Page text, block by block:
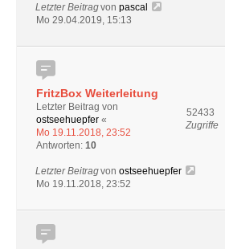
Letzter Beitragvon pascal
Mo 29.04.2019, 15:13
FritzBox Weiterleitung
Letzter Beitrag von
ostseehuepfer «
Mo 19.11.2018, 23:52
Antworten: 10
52433
Zugriffe
Letzter Beitragvon ostseehuepfer
Mo 19.11.2018, 23:52